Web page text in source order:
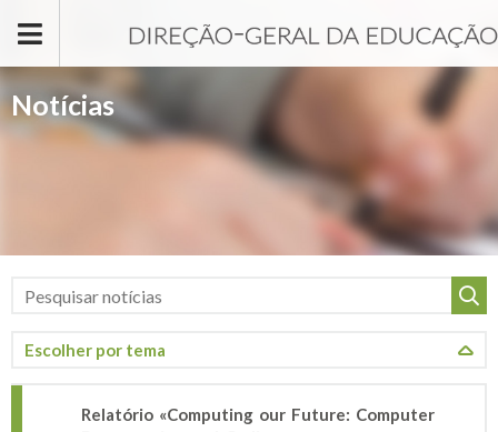
Notícias
Relatório «Computing our Future: Computer